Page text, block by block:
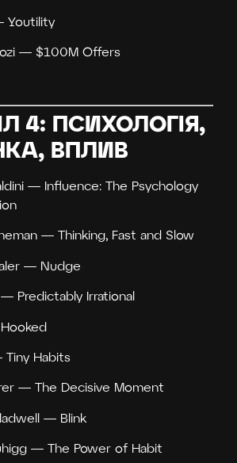
Youtility
— $100M Offers
4: ПСИХОЛОГІЯ,
ВПЛИВ
— Influence: The Psychology
— Thinking, Fast and Slow
— Nudge
Predictably Irrational
Tiny Habits
— The Decisive Moment
— Blink
— The Power of Habit